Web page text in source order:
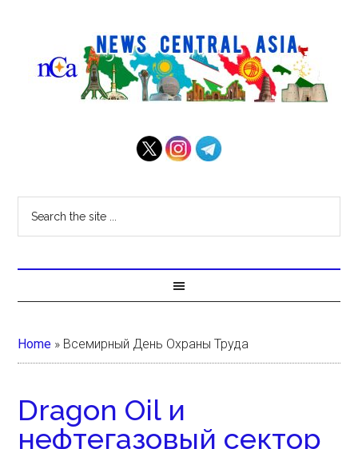
Home » Всемирный День Охраны Труда
Dragon Oil и
нефтегазовый сектор